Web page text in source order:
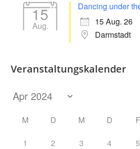
15
Aug.
Dancing under
15 Aug. 26
Darmstadt
Veranstaltungskalender
M D M D F
1 2 3 4 5